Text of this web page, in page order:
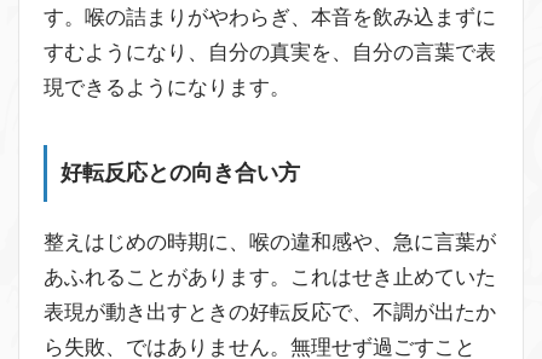
す。喉の詰まりがやわらぎ、本音を飲み込まずに
すむようになり、自分の真実を、自分の言葉で表
現できるようになります。
好転反応との向き合い方
整えはじめの時期に、喉の違和感や、急に言葉が
あふれることがあります。これはせき止めていた
表現が動き出すときの好転反応で、不調が出たか
ら失敗、ではありません。無理せず過ごすこと